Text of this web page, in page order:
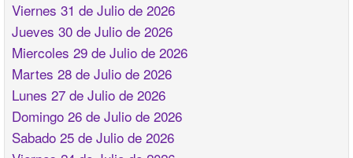
Viernes 31 de Julio de 2026
Jueves 30 de Julio de 2026
Miercoles 29 de Julio de 2026
Martes 28 de Julio de 2026
Lunes 27 de Julio de 2026
Domingo 26 de Julio de 2026
Sabado 25 de Julio de 2026